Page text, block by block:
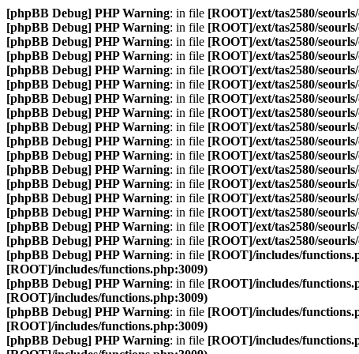
[phpBB Debug] PHP Warning: in file [ROOT]/ext/tas2580/
[phpBB Debug] PHP Warning: in file [ROOT]/ext/tas2580/
[phpBB Debug] PHP Warning: in file [ROOT]/ext/tas2580/
[phpBB Debug] PHP Warning: in file [ROOT]/ext/tas2580/
[phpBB Debug] PHP Warning: in file [ROOT]/ext/tas2580/
[phpBB Debug] PHP Warning: in file [ROOT]/ext/tas2580/
[phpBB Debug] PHP Warning: in file [ROOT]/ext/tas2580/
[phpBB Debug] PHP Warning: in file [ROOT]/ext/tas2580/
[phpBB Debug] PHP Warning: in file [ROOT]/ext/tas2580/
[phpBB Debug] PHP Warning: in file [ROOT]/ext/tas2580/
[phpBB Debug] PHP Warning: in file [ROOT]/ext/tas2580/
[phpBB Debug] PHP Warning: in file [ROOT]/ext/tas2580/
[phpBB Debug] PHP Warning: in file [ROOT]/ext/tas2580/
[phpBB Debug] PHP Warning: in file [ROOT]/ext/tas2580/
[phpBB Debug] PHP Warning: in file [ROOT]/ext/tas2580/
[phpBB Debug] PHP Warning: in file [ROOT]/ext/tas2580/
[phpBB Debug] PHP Warning: in file [ROOT]/ext/tas2580/
[phpBB Debug] PHP Warning: in file [ROOT]/includes/
[ROOT]/includes/functions.php:3009)
[phpBB Debug] PHP Warning: in file [ROOT]/includes/
[ROOT]/includes/functions.php:3009)
[phpBB Debug] PHP Warning: in file [ROOT]/includes/
[ROOT]/includes/functions.php:3009)
[phpBB Debug] PHP Warning: in file [ROOT]/includes/